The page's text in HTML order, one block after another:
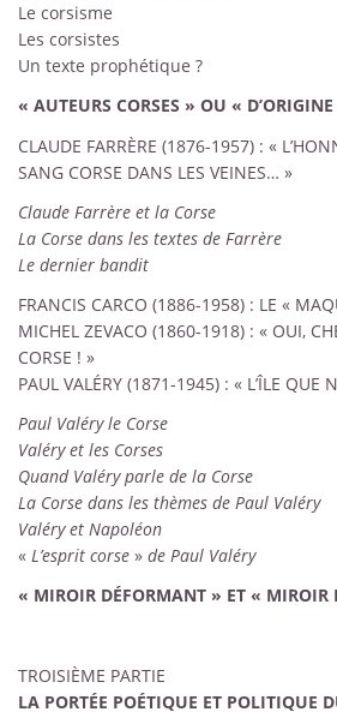
Le corsisme
Les corsistes
Un texte prophétique ?
« AUTEURS CORSES » OU «
CLAUDE FARRÈRE (1876-1957) : «
SANG CORSE DANS LES VEINES… »
Claude Farrère et la Corse
La Corse dans les textes de Farrère
Le dernier bandit
FRANCIS CARCO (1886-1958) : LE «
MICHEL ZEVACO (1860-1918) : « OUI,
CORSE ! »
PAUL VALÉRY (1871-1945) : « L’ÎLE QUE
Paul Valéry le Corse
Valéry et les Corses
Quand Valéry parle de la Corse
La Corse dans les thèmes de Paul Valéry
Valéry et Napoléon
« L’esprit corse » de Paul Valéry
« MIROIR DÉFORMANT » ET « MIROIR
TROISIÈME PARTIE
LA PORTÉE POÉTIQUE ET POLITIQUE